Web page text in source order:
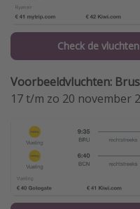
Check de vluchten
Voorbeeldvluchten:
17 t/m zo 20 november